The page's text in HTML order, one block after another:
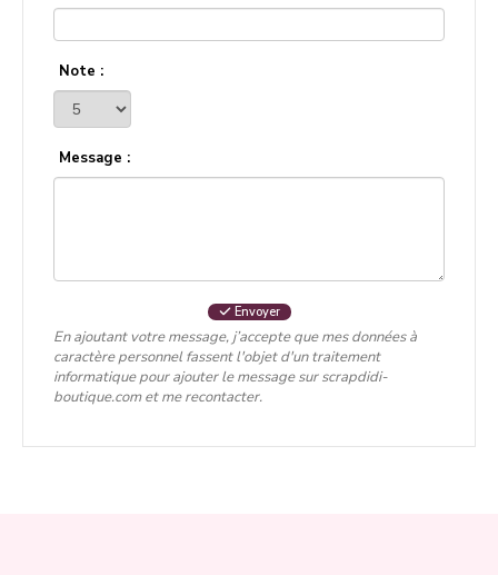
Note :
Message :
Envoyer
En ajoutant votre message, j’accepte que mes données à
caractère personnel fassent l'objet d'un traitement
informatique pour ajouter le message sur scrapdidi-
boutique.com et me recontacter.